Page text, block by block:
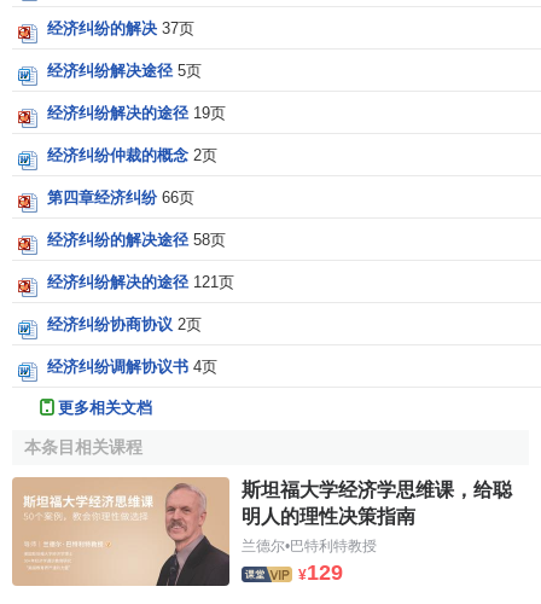
缺陷在于调解必须在当事人自愿的基础上进行，调解无任何
强制性，所以如果当事人不愿接受调解人的调解意见，那么
协议就无法达成。即使达成了调解协议，与协商达成的协议
一样，只能靠当事人自觉履行，一旦当事人一方不自觉履
行，也无法申请强制执行。另一种调解是有关国家机关在行
使国家权力的过程中以第三人身份对当事人之间的纠纷进行
当事人接受人民法院的调解意见达成解决纠纷的协议，人民
法院根据当事人达成的协议内容制作调解书。该调解书具有
与判决同等的法律效力，一旦当事人不自觉履行，另一方当
事人可申请强制执行。这一种调解已不属于我们此处所说的
第三人调解了。
3．仲裁解决
申请依法设立的仲裁机构
，对经济纠纷进行公正合理的调解
与调解相同的是均有争议双方以外的第三人参
与解决纠纷，所不同的是仲裁是以仲裁机构作为第三方来对
争议作出裁决。仲裁裁决可以不考虑争议双方当事人的意见
经济纠纷的解决 37页
经济纠纷解决途径 5页
经济纠纷解决的途径 19页
经济纠纷仲裁的概念 2页
第四章经济纠纷 66页
经济纠纷的解决途径 58页
经济纠纷解决的途径 121页
经济纠纷协商协议 2页
经济纠纷调解协议书 4页
更多相关文档
本条目相关课程
斯坦福大学经济学思维课，给聪
明人的理性决策指南
兰德尔•巴特利特教授
¥129